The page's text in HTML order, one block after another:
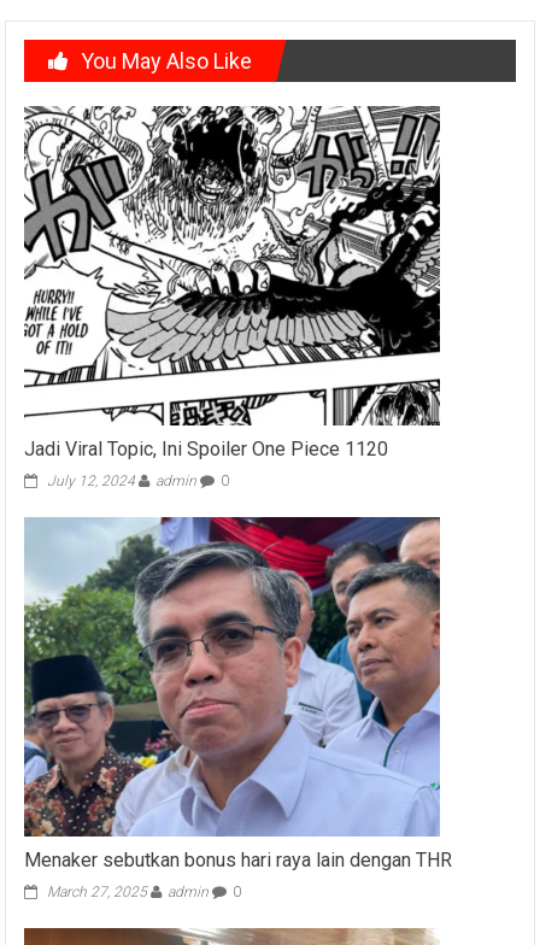
You May Also Like
Jadi Viral Topic, Ini Spoiler One Piece 1120
July 12, 2024 admin 0
Menaker sebutkan bonus hari raya lain dengan THR
March 27, 2025 admin 0